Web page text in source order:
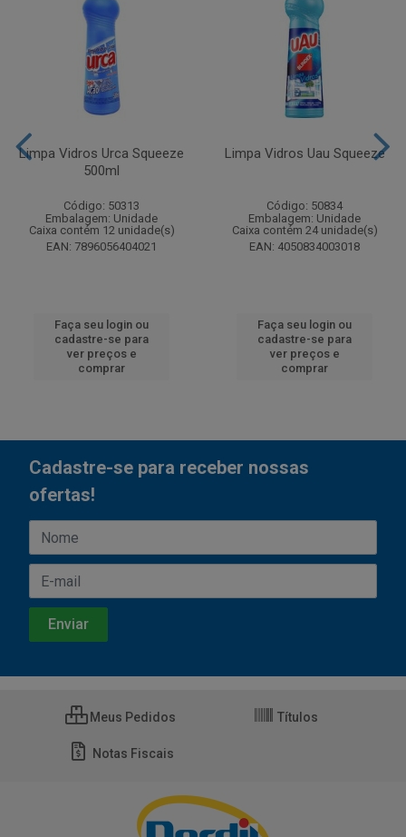
Limpa Vidros Urca Squeeze
500ml
Código: 50313
Embalagem: Unidade
Caixa contém 12 unidade(s)
EAN: 7896056404021
Faça seu login ou
cadastre-se para
ver preços e
comprar
Limpa Vidros Uau Squeeze
Código: 50834
Embalagem: Unidade
Caixa contém 24 unidade(s)
EAN: 4050834003018
Faça seu login ou
cadastre-se para
ver preços e
comprar
Cadastre-se para receber nossas
ofertas!
Meus Pedidos Títulos
Notas Fiscais